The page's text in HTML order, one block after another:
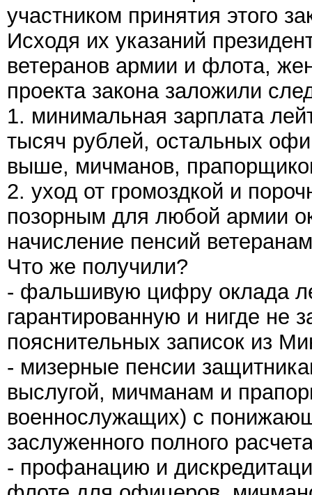
участником принятия этого
Исходя их указаний
ветеранов армии и флота,
проекта закона заложили
1. минимальная зарплата
тысяч рублей, остальных
выше, мичманов,
2. уход от громоздкой и
позорным для любой армии
начисление пенсий
Что же получили?
- фальшивую цифру оклада
гарантированную и нигде не
пояснительных записок из
- мизерные пенсии
выслугой, мичманам и
военнослужащих) с
заслуженного полного
- профанацию и